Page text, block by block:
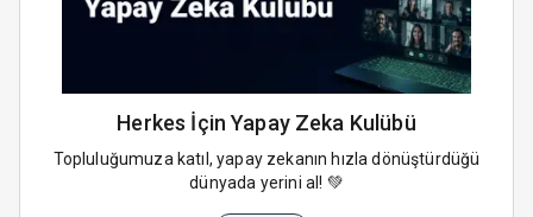
Herkes İçin Yapay Zeka Kulübü
Topluluğumuza katıl, yapay zekanın hızla dönüştürdüğü
dünyada yerini al! 💚